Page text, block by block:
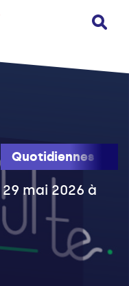
Quotidiennes
mai 2026 à